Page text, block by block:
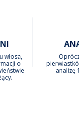
włosa,
o
analizę